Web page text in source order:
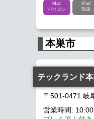
Mac
パソコン
iPad
取扱
本巣市
テックランド
〒501-0471 岐
営業時間: